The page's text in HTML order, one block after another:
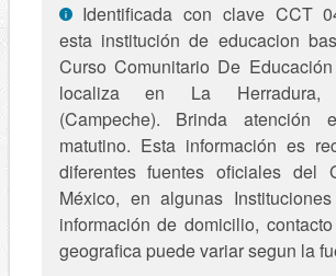
Identificada con clave CCT
esta institución de educacion
Curso Comunitario De
localiza en La Herradura,
(Campeche). Brinda atención
matutino. Esta información es
diferentes fuentes oficiales del
México, en algunas
información de domicilio,
geografica puede variar segun la